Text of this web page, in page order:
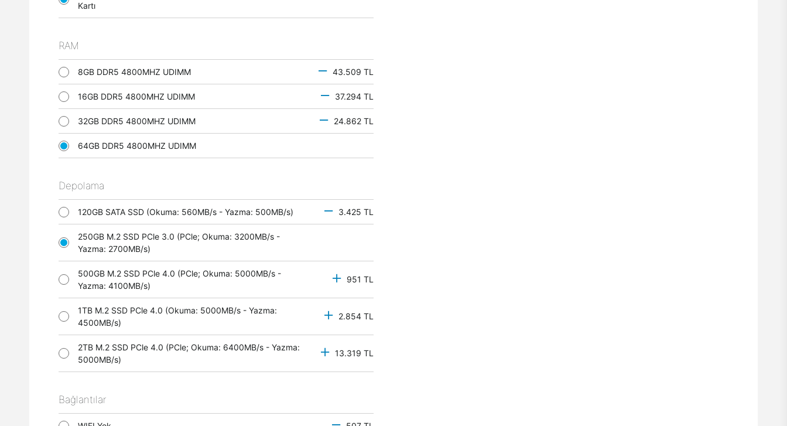
Kartı
RAM
8GB DDR5 4800MHZ UDIMM 43.509 TL
16GB DDR5 4800MHZ UDIMM 37.294 TL
32GB DDR5 4800MHZ UDIMM 24.862 TL
64GB DDR5 4800MHZ UDIMM
Depolama
120GB SATA SSD (Okuma: 560MB/s - Yazma: 500MB/s) 3.425 TL
250GB M.2 SSD PCle 3.0 (PCle; Okuma: 3200MB/s -
Yazma: 2700MB/s)
500GB M.2 SSD PCle 4.0 (PCle; Okuma: 5000MB/s -
Yazma: 4100MB/s)
951 TL
1TB M.2 SSD PCle 4.0 (Okuma: 5000MB/s - Yazma:
4500MB/s)
2.854 TL
2TB M.2 SSD PCle 4.0 (PCle; Okuma: 6400MB/s - Yazma:
5000MB/s)
13.319 TL
Bağlantılar